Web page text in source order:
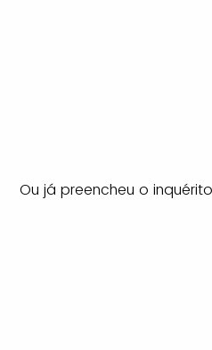
Ou já preencheu o